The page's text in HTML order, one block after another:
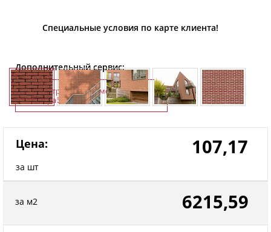
Специальные условия по карте клиента!
Дополнительный сервис:
Строительно-монтажные
работы
Цена:
за шт
107,17
за м2 6215,59